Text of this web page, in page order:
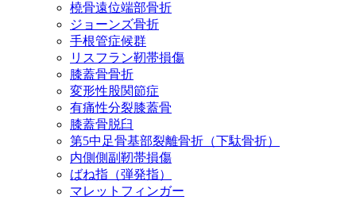
橈骨遠位端部骨折
ジョーンズ骨折
手根管症候群
リスフラン靭帯損傷
膝蓋骨骨折
変形性股関節症
有痛性分裂膝蓋骨
膝蓋骨脱臼
第5中足骨基部裂離骨折（下駄骨折）
内側側副靭帯損傷
ばね指（弾発指）
マレットフィンガー